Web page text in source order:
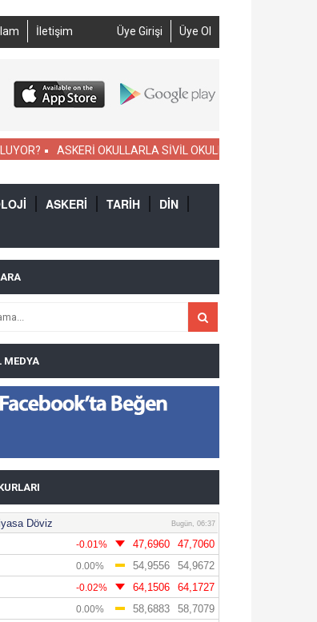
Üye Girişi Üye Ol
İletişim
ASKERİ OKULLARLA SİVİL OKULLARIN KIYASLAMASI
ASKERİ TARİH
DİN
MEDYA